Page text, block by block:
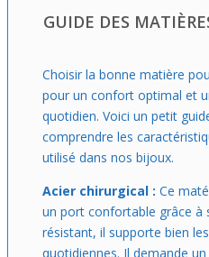
GUIDE DES
Choisir la bonne matière
pour un confort optimal et
quotidien. Voici un petit
comprendre les
utilisé dans nos bijoux.
Acier chirurgical : Ce
un port confortable grâce à
résistant, il supporte bien
quotidiennes. Il demande